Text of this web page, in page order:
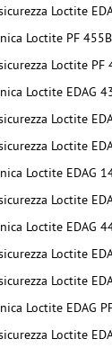
Loctite
Loctite PF
Loctite PF
Loctite EDAG
Loctite
Loctite
Loctite EDAG
Loctite
Loctite EDAG
Loctite
Loctite
Loctite EDAG
Loctite